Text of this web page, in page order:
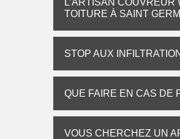
L’ARTISAN
TOITURE À SAINT
STOP AUX
QUE FAIRE EN CAS DE
VOUS CHERCHEZ UN